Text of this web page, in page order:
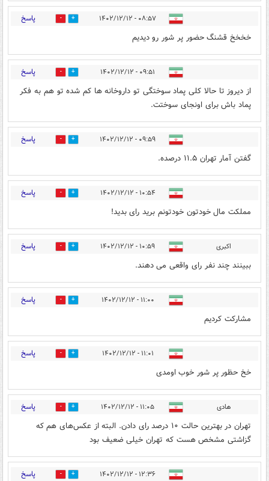
۰۸:۵۷ - ۱۴۰۲/۱۲/۱۲ 10 پاسخ
خخخخ قشنگ حضور پر شور رو دیدیم
۰۹:۵۱ - ۱۴۰۲/۱۲/۱۲ 1 پاسخ
از دیروز تا حالا کلی پماد سوختگی تو داروخانه ها کم شده تو هم به فکر
پماد باش برای اونجای سوختت.
۰۹:۵۹ - ۱۴۰۲/۱۲/۱۲ 5 پاسخ
گفتن آمار تهران ۱۱.۵ درصده.
۱۰:۵۴ - ۱۴۰۲/۱۲/۱۲ 5 پاسخ
مملکت مال خودتون خودتونم برید رای بدید!
اکبری ۱۰:۵۹ - ۱۴۰۲/۱۲/۱۲ 4 پاسخ
ببینند چند نفر رای واقعی می دهند.
۱۱:۰۰ - ۱۴۰۲/۱۲/۱۲ 5 پاسخ
مشارکت کردیم
۱۱:۰۱ - ۱۴۰۲/۱۲/۱۲ 9 پاسخ
خخ حظور پر شور خوب اومدی
هادی ۱۱:۰۵ - ۱۴۰۲/۱۲/۱۲ 9 پاسخ
تهران در بهترین حالت ۱۰ درصد رای دادن. البته از عکس‌های هم که
گزاشتی مشخص هست که تهران خیلی ضعیف بود
۱۲:۳۶ - ۱۴۰۲/۱۲/۱۲ 3 پاسخ